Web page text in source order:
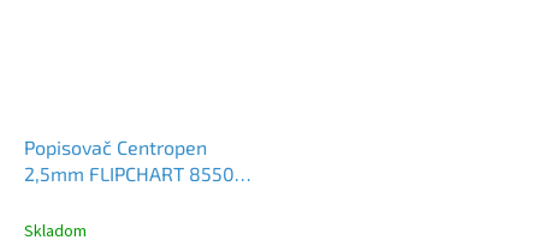
Popisovač Centropen
2,5mm FLIPCHART 8550
Skladom